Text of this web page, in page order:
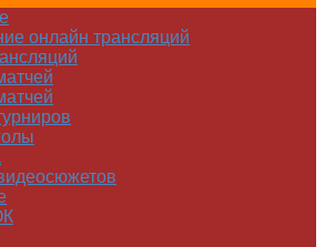
онлайн трансляций